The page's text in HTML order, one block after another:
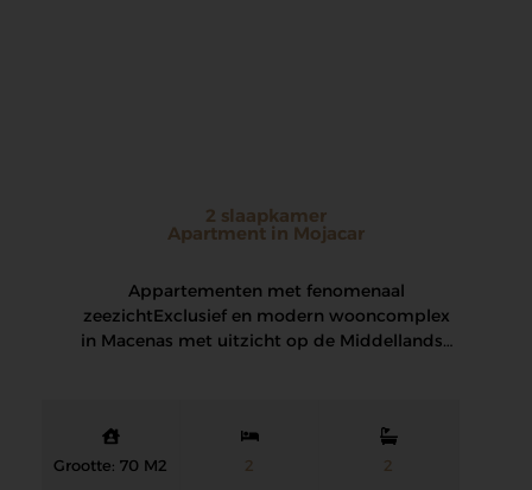
2 slaapkamer
Apartment in Mojacar
Appartementen met fenomenaal
zeezicht Exclusief en modern wooncomplex
in Macenas met uitzicht op de Middellandse
Grootte: 70 M2 2 2